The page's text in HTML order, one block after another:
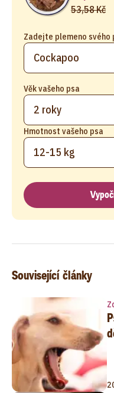
Zadejte plemeno svého
Věk vašeho psa
2 roky
Hmotnost vašeho psa
12-15 kg
53,58 Kč
Související články